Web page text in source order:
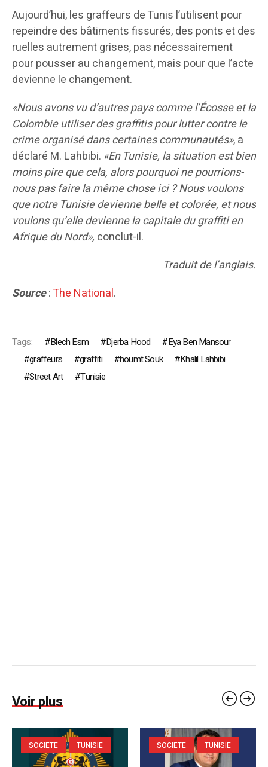
Aujourd’hui, les graffeurs de Tunis l’utilisent pour
repeindre des bâtiments fissurés, des ponts et des
ruelles autrement grises, pas nécessairement
pour pousser au changement, mais pour que l’acte
devienne le changement.
«Nous avons vu d’autres pays comme l’Écosse et la
Colombie utiliser des graffitis pour lutter contre le
crime organisé dans certaines communautés», a
déclaré M. Lahbibi. «En Tunisie, la situation est bien
moins pire que cela, alors pourquoi ne pourrions-
nous pas faire la même chose ici ? Nous voulons
que notre Tunisie devienne belle et colorée, et nous
voulons qu’elle devienne la capitale du graffiti en
Afrique du Nord», conclut-il.
Traduit de l’anglais.
Source:The National.
Tags: Blech Esm Djerba Hood
Eya Ben Mansour
graffeurs
graffiti houmt Souk
Khalil Lahbibi
Street Art
Tunisie
Voir plus
SOCIETE TUNISIE SOCIETE TUNISIE